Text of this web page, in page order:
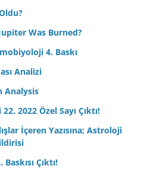
Was Burned?
4. Baskı
Analizi
Analysis
2022 Özel Sayı Çıktı!
İçeren Yazısına; Astroloji
Çıktı!